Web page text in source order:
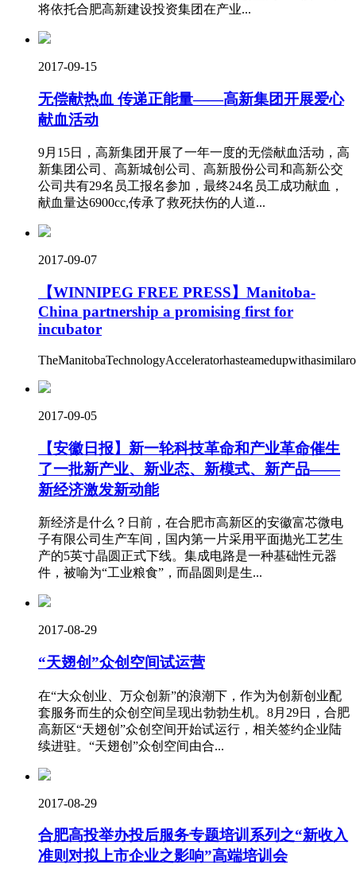
将依托合肥高新建设投资集团在产业...
2017-09-15
无偿献热血 传递正能量——高新集团开展爱心
献血活动
9月15日，高新集团开展了一年一度的无偿献血活动，高
新集团公司、高新城创公司、高新股份公司和高新公交
公司共有29名员工报名参加，最终24名员工成功献血，
献血量达6900cc,传承了救死扶伤的人道...
2017-09-07
【WINNIPEG FREE PRESS】Manitoba-
China partnership a promising first for
incubator
2017-09-05
【安徽日报】新一轮科技革命和产业革命催生
了一批新产业、新业态、新模式、新产品——
新经济激发新动能
新经济是什么？日前，在合肥市高新区的安徽富芯微电
子有限公司生产车间，国内第一片采用平面抛光工艺生
产的5英寸晶圆正式下线。集成电路是一种基础性元器
件，被喻为“工业粮食”，而晶圆则是生...
2017-08-29
“天翅创”众创空间试运营
在“大众创业、万众创新”的浪潮下，作为为创新创业配
套服务而生的众创空间呈现出勃勃生机。8月29日，合肥
高新区“天翅创”众创空间开始试运行，相关签约企业陆
续进驻。“天翅创”众创空间由合...
2017-08-29
合肥高投举办投后服务专题培训系列之“新收入
准则对拟上市企业之影响”高端培训会